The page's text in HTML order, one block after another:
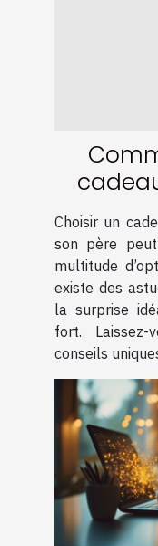
Choisir un
son père
multitude
existe des
la surprise
fort.
conseils